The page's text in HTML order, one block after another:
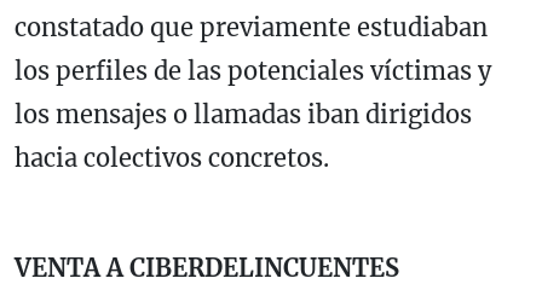
constatado que previamente estudiaban
los perfiles de las potenciales víctimas y
los mensajes o llamadas iban dirigidos
hacia colectivos concretos.
VENTA A CIBERDELINCUENTES